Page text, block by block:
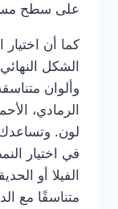
على سطح
كما أن
الشكل
وألوان
الرمادي،
لون.
في اختيار
الفيلا أو
متناسقًا مع